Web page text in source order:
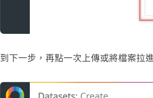
到下一步，再點一次上傳或將檔案拉